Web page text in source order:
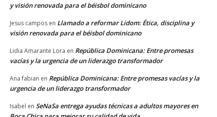
y visión renovada para el béisbol dominicano
Jesus campos en Llamado a reformar Lidom: Ética, disciplina y
visión renovada para el béisbol dominicano
Lidia Amarante Lora en República Dominicana: Entre promesas
vacías y la urgencia de un liderazgo transformador
Ana fabian en República Dominicana: Entre promesas vacías y la
urgencia de un liderazgo transformador
Isabel en SeNaSa entrega ayudas técnicas a adultos mayores en